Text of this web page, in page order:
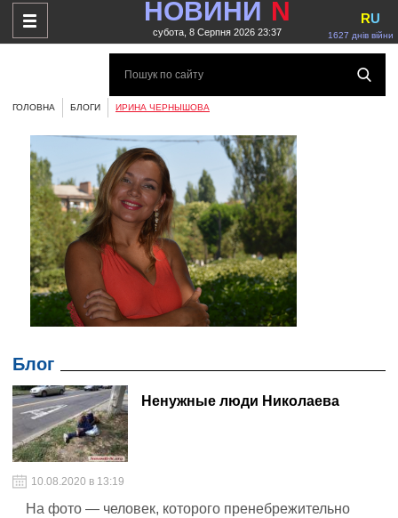
НОВИНИ N
субота, 8 Серпня 2026 23:37 1627 днів війни
RU
ГОЛОВНА БЛОГИ ИРИНА ЧЕРНЫШОВА
Блог
Ненужные люди Николаева
10.08.2020 в 13:19
На фото — человек, которого пренебрежительно